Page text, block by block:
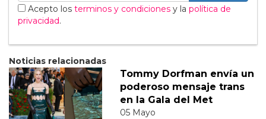
Acepto los terminos y condiciones y la política de
privacidad.
Noticias relacionadas
Tommy Dorfman envía un
poderoso mensaje trans
en la Gala del Met
05 Mayo